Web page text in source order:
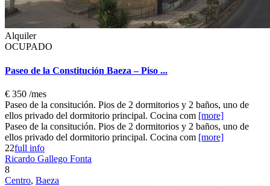
Alquiler
OCUPADO
Paseo de la Constitución Baeza – Piso ...
€ 350 /mes
Paseo de la consitución. Pios de 2 dormitorios y 2 baños, uno de
ellos privado del dormitorio principal. Cocina com [more]
Paseo de la consitución. Pios de 2 dormitorios y 2 baños, uno de
ellos privado del dormitorio principal. Cocina com [more]
22full info
Ricardo Gallego Fonta
8
Centro, Baeza